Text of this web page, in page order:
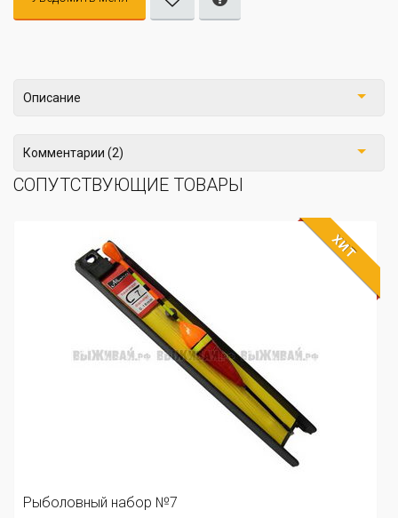
Описание
Комментарии (2)
СОПУТСТВУЮЩИЕ ТОВАРЫ
ХИТ
Рыболовный набор №7